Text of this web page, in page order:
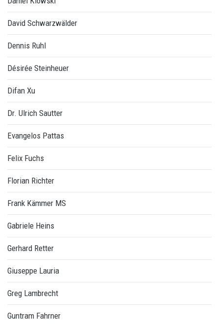
David Schwarzwälder
Dennis Ruhl
Désirée Steinheuer
Difan Xu
Dr. Ulrich Sautter
Evangelos Pattas
Felix Fuchs
Florian Richter
Frank Kämmer MS
Gabriele Heins
Gerhard Retter
Giuseppe Lauria
Greg Lambrecht
Guntram Fahrner